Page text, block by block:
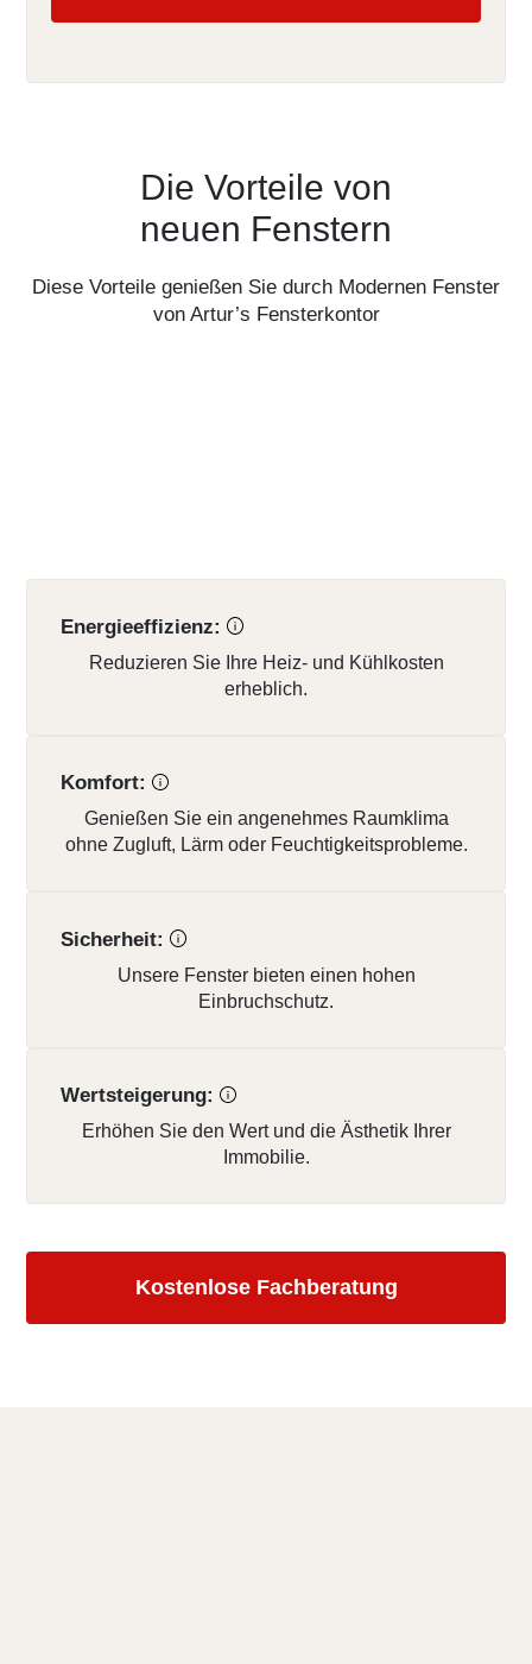
Die Vorteile von
neuen Fenstern
Diese Vorteile genießen Sie durch Modernen Fenster
von Artur’s Fensterkontor
Energieeffizienz:
Reduzieren Sie Ihre Heiz- und Kühlkosten
erheblich.
Komfort:
Genießen Sie ein angenehmes Raumklima
ohne Zugluft, Lärm oder Feuchtigkeitsprobleme.
Sicherheit:
Unsere Fenster bieten einen hohen
Einbruchschutz.
Wertsteigerung:
Erhöhen Sie den Wert und die Ästhetik Ihrer
Immobilie.
Kostenlose Fachberatung